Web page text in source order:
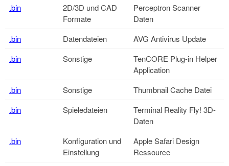
.bin
2D/3D und CAD
Formate
Perceptron Scanner
Daten
.bin
Datendateien
AVG Antivirus Update
.bin
Sonstige
TenCORE Plug-in Helper
Application
.bin
Sonstige
Thumbnail Cache Datei
.bin
Spieledateien
Terminal Reality Fly! 3D-
Daten
.bin
Konfiguration und
Einstellung
Apple Safari Design
Ressource